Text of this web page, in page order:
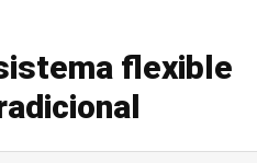
flexible